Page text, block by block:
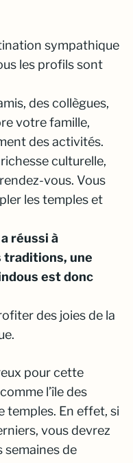
sympathique
les profils sont
des collègues,
votre famille,
des activités.
culturelle,
vous. Vous
les temples et
réussi à
traditions, une
est donc
des joies de la
pour cette
l’île des
temples. En effet, si
vous devrez
de